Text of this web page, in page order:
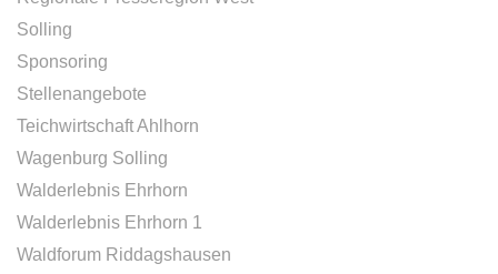
Solling
Sponsoring
Stellenangebote
Teichwirtschaft Ahlhorn
Wagenburg Solling
Walderlebnis Ehrhorn
Walderlebnis Ehrhorn 1
Waldforum Riddagshausen